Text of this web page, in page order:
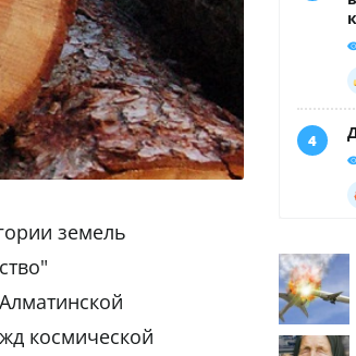
земель
космической